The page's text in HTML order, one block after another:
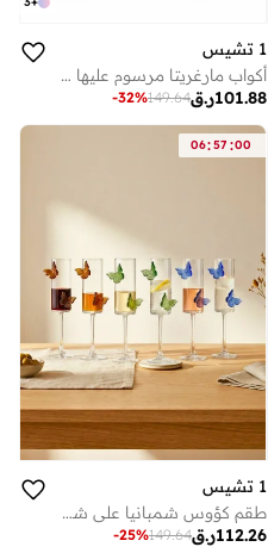
1 تشيس
أكواب مارغريتا مرسوم عليها يدويًا من المجموعة المغربية، بتصميم فلامنغو، سعة 270 مل، طقم من قطعتين، أكواب كوكتيل مزخرفة مصنوعة يدويًا، أكواب ديكور فريدة لطاولة المطبخ
ر.ق101.88
149.64
-32%
06:57 :00
1 تشيس
طقم كؤوس شمبانيا على شكل فراشة مكون من 6 قطع، سعة 180 مل، بتصميم فراشة من الياقوت والزمرد والعنبر، أوانٍ زجاجية أنيقة للشمبانيا والنبيذ الأحمر والأبيض
ر.ق112.26
149.64
-25%